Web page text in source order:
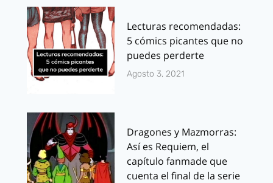
Lecturas recomendadas:
5 cómics picantes que no
puedes perderte
Agosto 3, 2021
Dragones y Mazmorras:
Así es Requiem, el
capítulo fanmade que
cuenta el final de la serie